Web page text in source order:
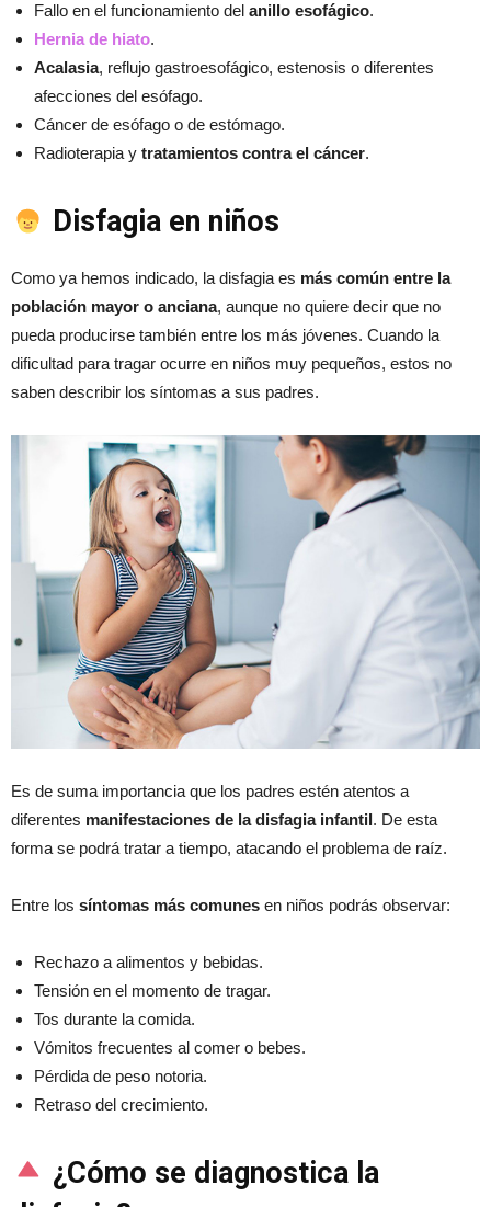
Fallo en el funcionamiento del anillo esofágico.
Hernia de hiato.
Acalasia, reflujo gastroesofágico, estenosis o diferentes
afecciones del esófago.
Cáncer de esófago o de estómago.
Radioterapia y tratamientos contra el cáncer.
Disfagia en niños
Como ya hemos indicado, la disfagia es más común entre la
población mayor o anciana, aunque no quiere decir que no
pueda producirse también entre los más jóvenes. Cuando la
dificultad para tragar ocurre en niños muy pequeños, estos no
saben describir los síntomas a sus padres.
Es de suma importancia que los padres estén atentos a
diferentes manifestaciones de la disfagia infantil. De esta
forma se podrá tratar a tiempo, atacando el problema de raíz.
Entre los síntomas más comunes en niños podrás observar:
Rechazo a alimentos y bebidas.
Tensión en el momento de tragar.
Tos durante la comida.
Vómitos frecuentes al comer o bebes.
Pérdida de peso notoria.
Retraso del crecimiento.
¿Cómo se diagnostica la